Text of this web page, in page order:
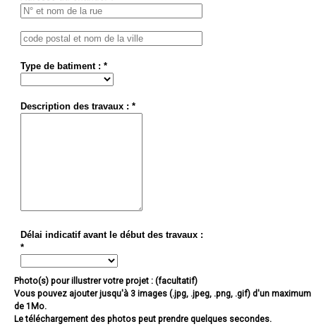
Type de batiment : *
Description des travaux : *
Délai indicatif avant le début des travaux :
*
Photo(s) pour illustrer votre projet : (facultatif)
Vous pouvez ajouter jusqu'à 3 images (.jpg, .jpeg, .png, .gif) d'un maximum
de 1Mo.
Le téléchargement des photos peut prendre quelques secondes.